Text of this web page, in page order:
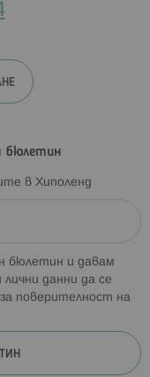
бюлетин
в Хиполенд
бюлетин и давам
данни да се
поверителност на